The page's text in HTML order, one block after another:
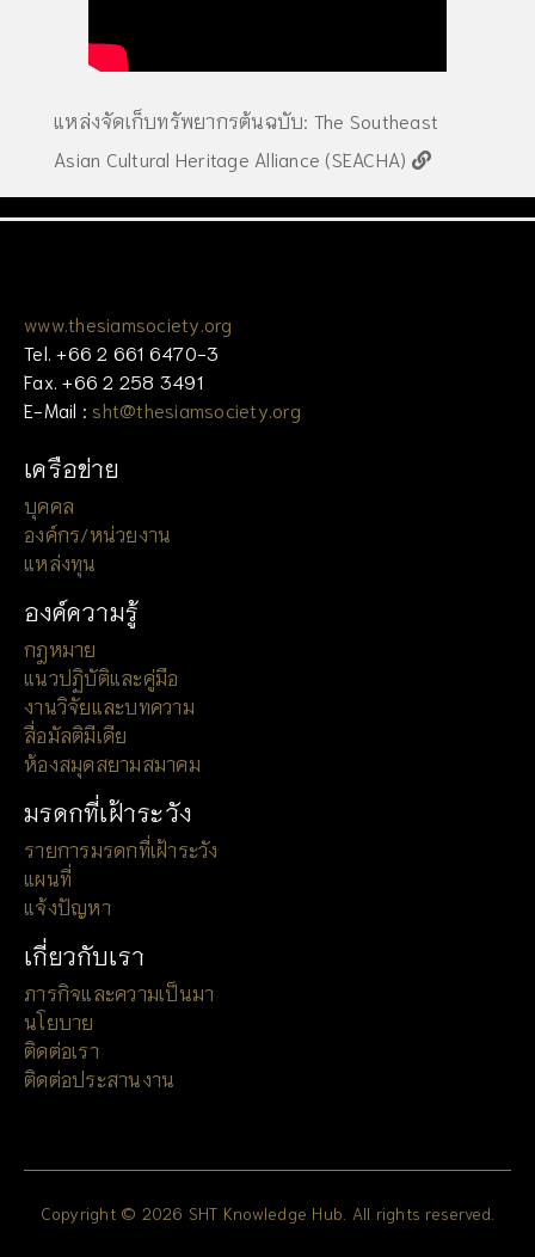
แหล่งจัดเก็บทรัพยากรต้นฉบับ: The Southeast
Asian Cultural Heritage Alliance (SEACHA)
www.thesiamsociety.org
Tel. +66 2 661 6470-3
Fax. +66 2 258 3491
E-Mail : sht@thesiamsociety.org
เครือข่าย
บุคคล
องค์กร/หน่วยงาน
แหล่งทุน
องค์ความรู้
กฎหมาย
แนวปฏิบัติและคู่มือ
งานวิจัยและบทความ
สื่อมัลติมีเดีย
ห้องสมุดสยามสมาคม
มรดกที่เฝ้าระวัง
รายการมรดกที่เฝ้าระวัง
แผนที่
แจ้งปัญหา
เกี่ยวกับเรา
ภารกิจและความเป็นมา
นโยบาย
ติดต่อเรา
ติดต่อประสานงาน
Copyright © 2026 SHT Knowledge Hub. All rights reserved.